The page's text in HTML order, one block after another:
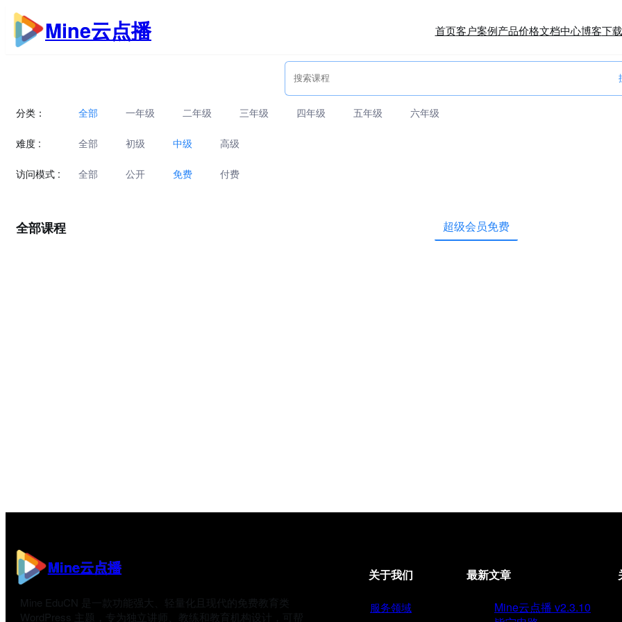
跳
至
内
Mine云点播 首页客户案例产品价格文档中心博客下载
分类： 全部 一年级 二年级 三年级 四年级 五年级 六年级
难度 : 全部 初级 中级 高级
访问模式 : 全部 公开 免费 付费
全部课程 超级会员免费
Mine云点播
Mine EduCN 是一款功能强大、轻量化且现代的免费教育类
WordPress 主题，专为独立讲师、教练和教育机构设计，可帮
关于我们
服务领域
最新文章
Mine云点播 v2.3.10